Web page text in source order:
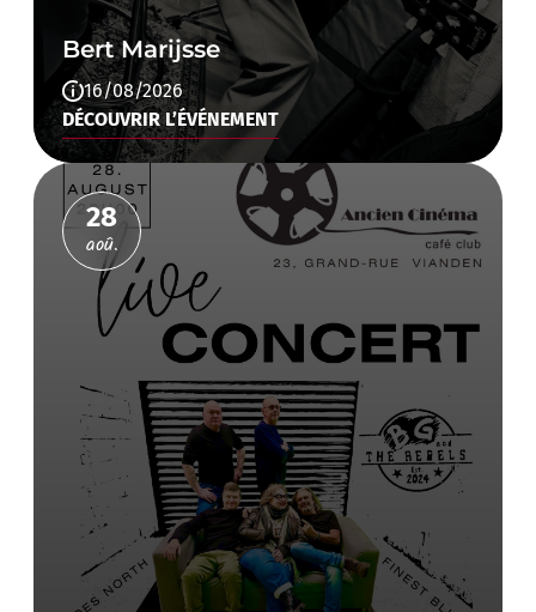
Bert Marijsse
16/08/2026
DÉCOUVRIR L’ÉVÉNEMENT
28
aoû.